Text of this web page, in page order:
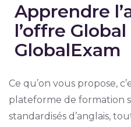
Apprendre
l’offre
GlobalExam
Ce qu’on vous propose,
plateforme de formation
standardisés d’anglais,